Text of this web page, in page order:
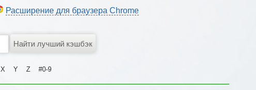
Расширение для браузера Chrome
X Y Z #0-9